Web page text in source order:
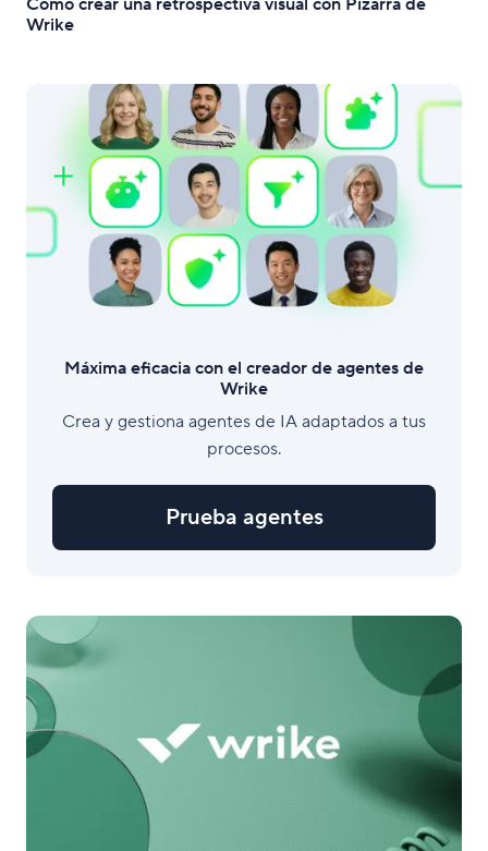
Wrike
Máxima eficacia con el creador de agentes de
Wrike
Crea y gestiona agentes de IA adaptados a tus
procesos.
Prueba agentes